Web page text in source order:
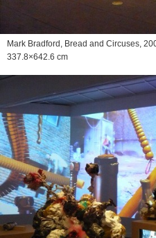
Mark Bradford, Bread and Circuses,
337.8×642.6 cm